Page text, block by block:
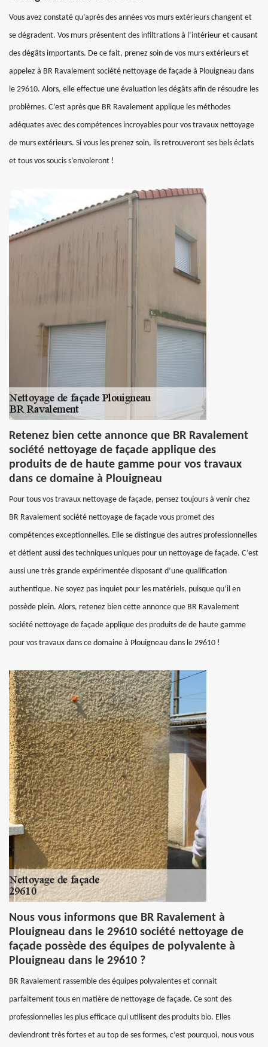
Vous avez constaté qu’après des années vos murs extérieurs changent et
se dégradent. Vos murs présentent des infiltrations à l’intérieur et causant
des dégâts importants. De ce fait, prenez soin de vos murs extérieurs et
appelez à BR Ravalement société nettoyage de façade à Plouigneau dans
le 29610. Alors, elle effectue une évaluation les dégâts afin de résoudre les
problèmes. C’est après que BR Ravalement applique les méthodes
adéquates avec des compétences incroyables pour vos travaux nettoyage
de murs extérieurs. Si vous les prenez soin, ils retrouveront ses bels éclats
et tous vos soucis s’envoleront !
Retenez bien cette annonce que BR Ravalement
société nettoyage de façade applique des
produits de de haute gamme pour vos travaux
dans ce domaine à Plouigneau
Pour tous vos travaux nettoyage de façade, pensez toujours à venir chez
BR Ravalement société nettoyage de façade vous promet des
compétences exceptionnelles. Elle se distingue des autres professionnelles
et détient aussi des techniques uniques pour un nettoyage de façade. C’est
aussi une très grande expérimentée disposant d’une qualification
authentique. Ne soyez pas inquiet pour les matériels, puisque qu’il en
possède plein. Alors, retenez bien cette annonce que BR Ravalement
société nettoyage de façade applique des produits de de haute gamme
pour vos travaux dans ce domaine à Plouigneau dans le 29610 !
Nous vous informons que BR Ravalement à
Plouigneau dans le 29610 société nettoyage de
façade possède des équipes de polyvalente à
Plouigneau dans le 29610 ?
BR Ravalement rassemble des équipes polyvalentes et connait
parfaitement tous en matière de nettoyage de façade. Ce sont des
professionnelles les plus efficace qui utilisent des produits bio. Elles
deviendront très fortes et au top de ses formes, c’est pourquoi, nous vous